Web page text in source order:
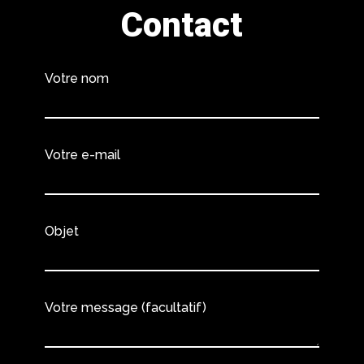
Contact
Votre nom
Votre e-mail
Objet
Votre message (facultatif)